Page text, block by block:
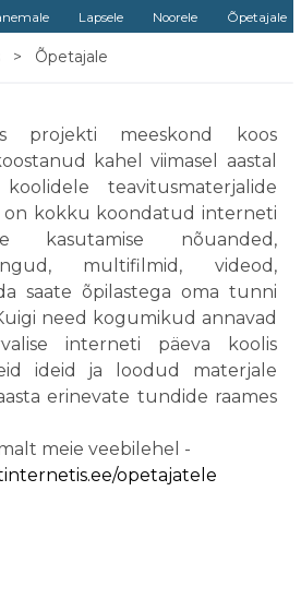
Lapsele Noorele Õpetajale
Õpetajale
projekti meeskond koos
kahel viimasel aastal
teavitusmaterjalide
kokku koondatud interneti
kasutamise nõuanded,
multifilmid, videod,
saate õpilastega oma tunni
need kogumikud annavad
interneti päeva koolis
ideid ja loodud materjale
erinevate tundide raames
meie veebilehel -
opetajatele